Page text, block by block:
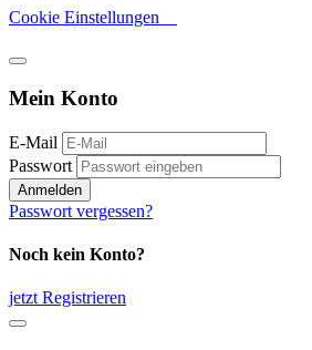
Cookie Einstellungen
Mein Konto
E-Mail
Passwort
Anmelden
Passwort vergessen?
Noch kein Konto?
jetzt Registrieren